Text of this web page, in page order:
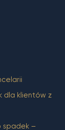
dla klientów z
spadek –